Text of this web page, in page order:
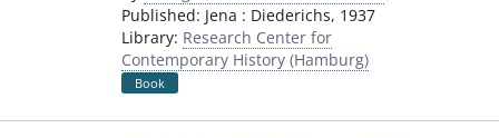
Published: Jena : Diederichs, 1937
Library: Research Center for
Contemporary History (Hamburg)
Book